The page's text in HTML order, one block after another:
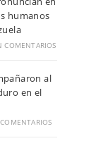
humanos
COMENTARIOS
al
en el